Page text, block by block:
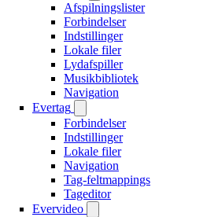
Afspilningslister
Forbindelser
Indstillinger
Lokale filer
Lydafspiller
Musikbibliotek
Navigation
Evertag
Forbindelser
Indstillinger
Lokale filer
Navigation
Tag-feltmappings
Tageditor
Evervideo